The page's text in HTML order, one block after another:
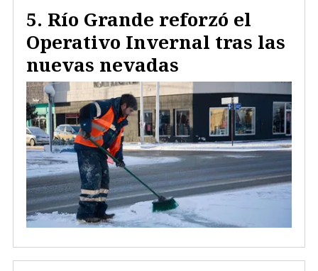
Río Grande reforzó el
Operativo Invernal tras las
nuevas nevadas